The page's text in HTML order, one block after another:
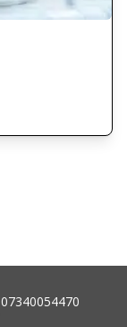
07340054470